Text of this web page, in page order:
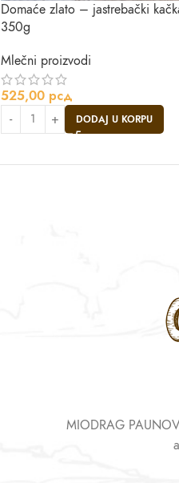
Domaće zlato – jastrebački
350g
Mlečni proizvodi
525,00 рсд
DODAJ U KORPU
MIODRAG